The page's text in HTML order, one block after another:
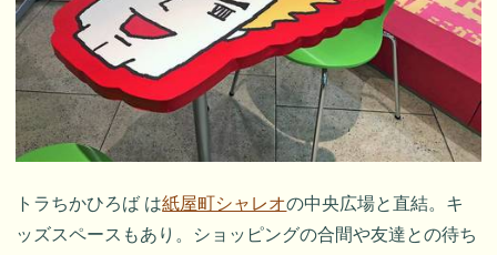
トラちかひろば は紙屋町シャレオの中央広場と直結。キ
ッズスペースもあり。ショッピングの合間や友達との待ち